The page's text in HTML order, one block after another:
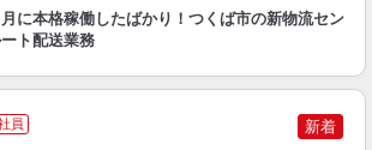
月に本格稼働したばかり！つくば市の新物流セン
ト配送業務
員 新着